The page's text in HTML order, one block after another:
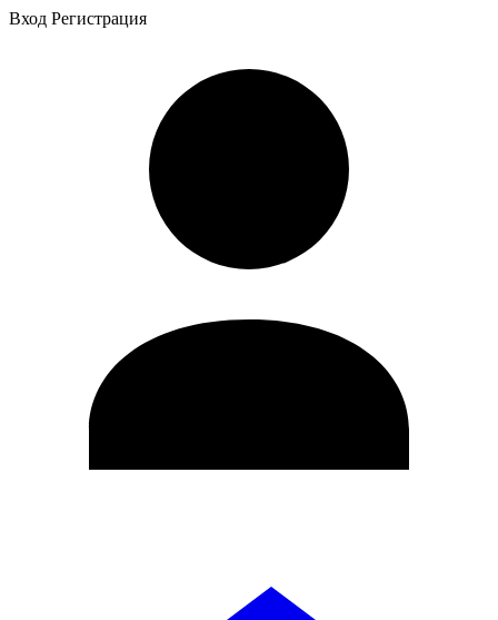
Вход Регистрация